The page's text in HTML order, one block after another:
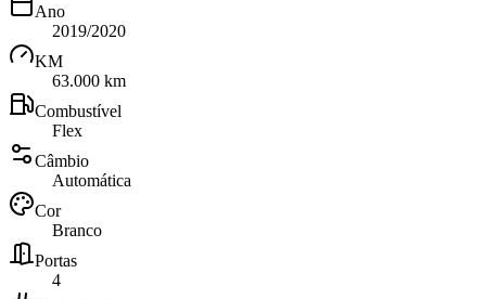
Ano
2019/2020
KM
63.000 km
Combustível
Flex
Câmbio
Automática
Cor
Branco
Portas
4